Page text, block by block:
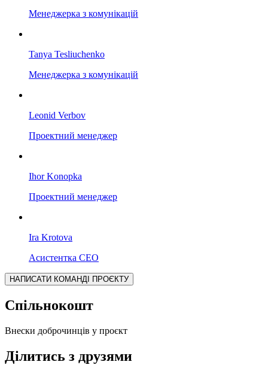
Менеджерка з комунікацій
Tanya Tesliuchenko
Менеджерка з комунікацій
Leonid Verbov
Проектний менеджер
Ihor Konopka
Проектний менеджер
Ira Krotova
Асистентка СЕО
НАПИСАТИ КОМАНДІ ПРОЄКТУ
Спільнокошт
Внески доброчинців у проєкт
Ділитись з друзями